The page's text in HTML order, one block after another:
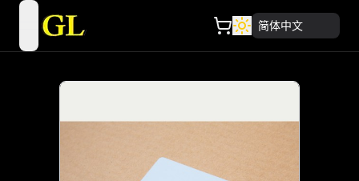
open navigation menu 简体中文